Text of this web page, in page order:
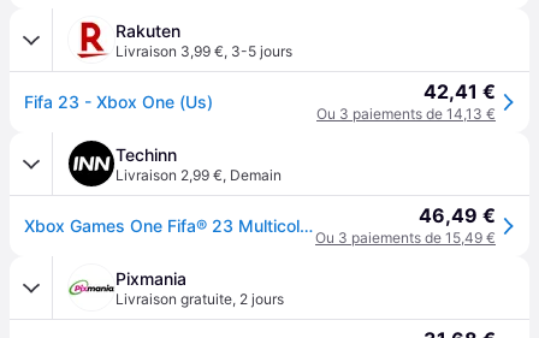
Rakuten
Livraison 3,99 €, 3-5 jours
Fifa 23 - Xbox One (Us) 42,41 €
Ou 3 paiements de 14,13 €
Techinn
Livraison 2,99 €, Demain
Xbox Games One Fifa® 23 Multicolore PAL 46,49 €
Ou 3 paiements de 15,49 €
Pixmania
Livraison gratuite, 2 jours